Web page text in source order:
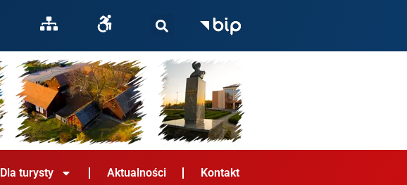
Dla turysty Aktualności Kontakt